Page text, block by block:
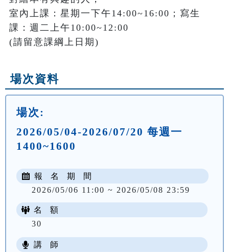
室內上課：星期一下午14:00~16:00；寫生
課：週二上午10:00~12:00
(請留意課綱上日期)
場次資料
場次:
2026/05/04-2026/07/20 每週一
1400~1600
報 名 期 間
2026/05/06 11:00 ~ 2026/05/08 23:59
名 額
30
講 師